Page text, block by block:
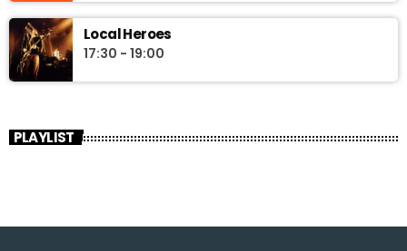
Local Heroes
17:30 - 19:00
PLAYLIST